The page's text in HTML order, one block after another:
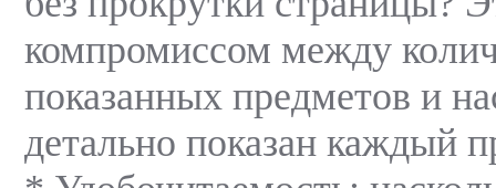
компромиссом между
показанных предметов и
детально показан каждый